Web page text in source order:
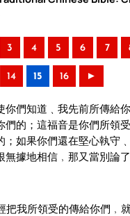
3 4 5 6 7
14 15 16 ►
你們知道﹑我先前所傳給
們的；這福音是你們所領
；如果你們還在堅心執守
據地相信﹐那又當別論了
把我所領受的傳給你們﹐